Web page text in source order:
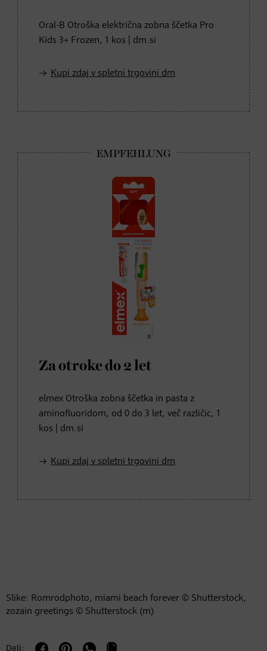
Oral-B Otroška električna zobna ščetka Pro
Kids 3+ Frozen, 1 kos | dm.si
Kupi zdaj v spletni trgovini dm
Za otroke do 2 let
elmex Otroška zobna ščetka in pasta z
aminofluoridom, od 0 do 3 let, več različic, 1
kos | dm.si
Kupi zdaj v spletni trgovini dm
Slike: Romrodphoto, miami beach forever © Shutterstock,
zozain greetings © Shutterstock (m)
Deli: